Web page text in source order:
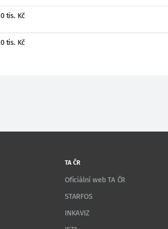
0 tis. Kč
0 tis. Kč
TA ČR
Oficiální web TA ČR
STARFOS
INKAVIZ